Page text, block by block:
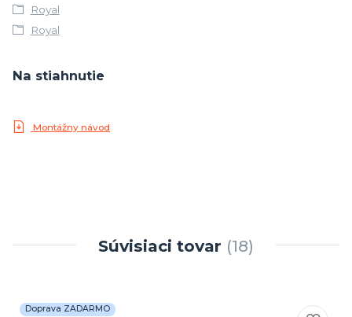
Royal
Royal
Na stiahnutie
Montážny návod
Súvisiaci tovar 18
Doprava ZADARMO